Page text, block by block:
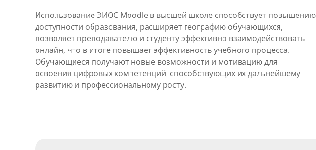
Использование ЭИОС Moodle в высшей школе способствует повышению
доступности образования, расширяет географию обучающихся,
позволяет преподавателю и студенту эффективно взаимодействовать
онлайн, что в итоге повышает эффективность учебного процесса.
Обучающиеся получают новые возможности и мотивацию для
освоения цифровых компетенций, способствующих их дальнейшему
развитию и профессиональному росту.